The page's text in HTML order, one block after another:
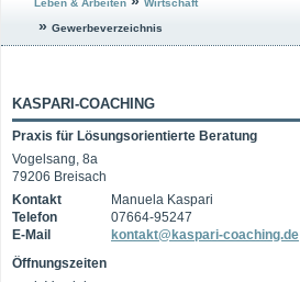
Leben & Arbeiten Wirtschaft
» Gewerbeverzeichnis
KASPARI-COACHING
Praxis für Lösungsorientierte Beratung
Vogelsang, 8a
79206 Breisach
Kontakt
Manuela Kaspari
Telefon
07664-95247
E-Mail
kontakt@kaspari-coaching.de
Öffnungszeiten